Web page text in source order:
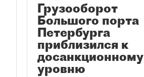
Грузооборот
Большого порта
Петербурга
приблизился к
досанкционному
уровню